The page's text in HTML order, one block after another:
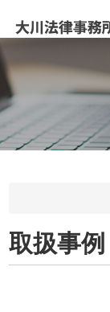
取扱事例